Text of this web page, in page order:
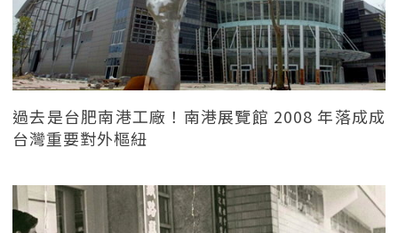
過去是台肥南港工廠！南港展覽館 2008 年落成成
台灣重要對外樞紐